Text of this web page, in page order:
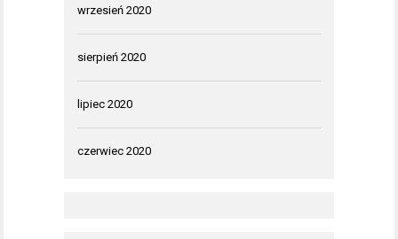
wrzesień 2020
sierpień 2020
lipiec 2020
czerwiec 2020